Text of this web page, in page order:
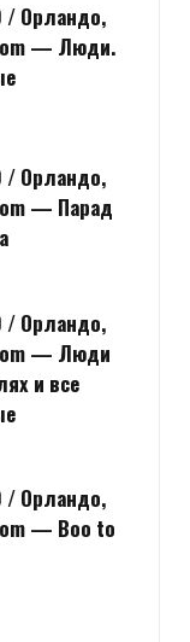
/ Орландо,
— Люди.
/ Орландо,
— Парад
/ Орландо,
— Люди
и все
/ Орландо,
— Boo to